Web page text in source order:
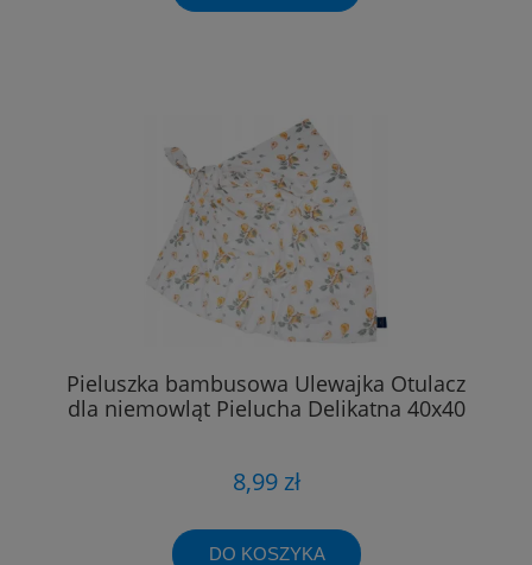
Pieluszka bambusowa Ulewajka Otulacz
dla niemowląt Pielucha Delikatna 40x40
8,99 zł
DO KOSZYKA